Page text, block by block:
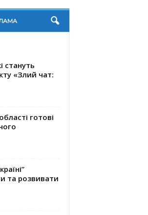
стануть
«Злий чат:
готові
та розвивати